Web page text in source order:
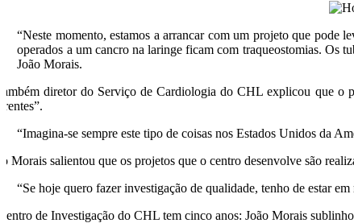
“Neste momento, estamos a arrancar com um projeto que pode
operados a um cancro na laringe ficam com traqueostomias. Os
João Morais.
diretor do Serviço de Cardiologia do CHL explicou que o
“Imagina-se sempre este tipo de coisas nos Estados Unidos da
Morais salientou que os projetos que o centro desenvolve são
“Se hoje quero fazer investigação de qualidade, tenho de estar
de Investigação do CHL tem cinco anos: João Morais